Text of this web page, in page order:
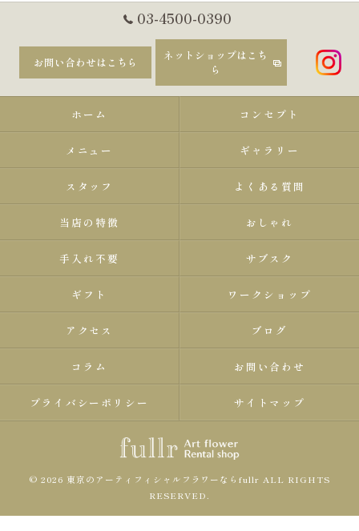
03-4500-0390
お問い合わせはこちら
ネットショップはこち
ら
ホーム コンセプト
メニュー ギャラリー
スタッフ よくある質問
当店の特徴 おしゃれ
手入れ不要 サブスク
ギフト ワークショップ
アクセス ブログ
コラム お問い合わせ
プライバシーポリシー サイトマップ
© 2026 東京のアーティフィシャルフラワーならfullr ALL RIGHTS
RESERVED.